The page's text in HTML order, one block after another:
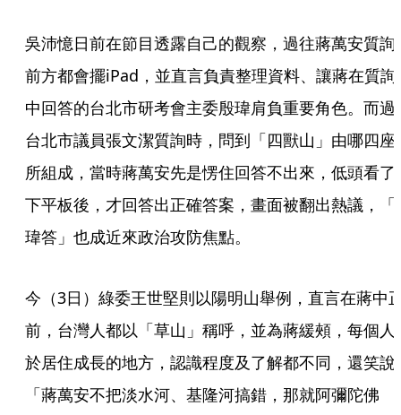
吳沛憶日前在節目透露自己的觀察，過往蔣萬安質詢
前方都會擺iPad，並直言負責整理資料、讓蔣在質詢
中回答的台北市研考會主委殷瑋肩負重要角色。而過
台北市議員張文潔質詢時，問到「四獸山」由哪四座
所組成，當時蔣萬安先是愣住回答不出來，低頭看了
下平板後，才回答出正確答案，畫面被翻出熱議，「
瑋答」也成近來政治攻防焦點。
今（3日）綠委王世堅則以陽明山舉例，直言在蔣中
前，台灣人都以「草山」稱呼，並為蔣緩頰，每個人
於居住成長的地方，認識程度及了解都不同，還笑說
「蔣萬安不把淡水河、基隆河搞錯，那就阿彌陀佛